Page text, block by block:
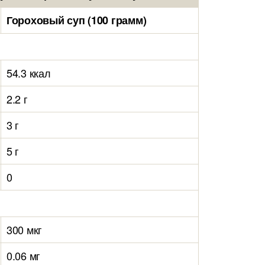
Гороховый суп (100 грамм)
54.3 ккал
2.2 г
3 г
5 г
0
300 мкг
0.06 мг